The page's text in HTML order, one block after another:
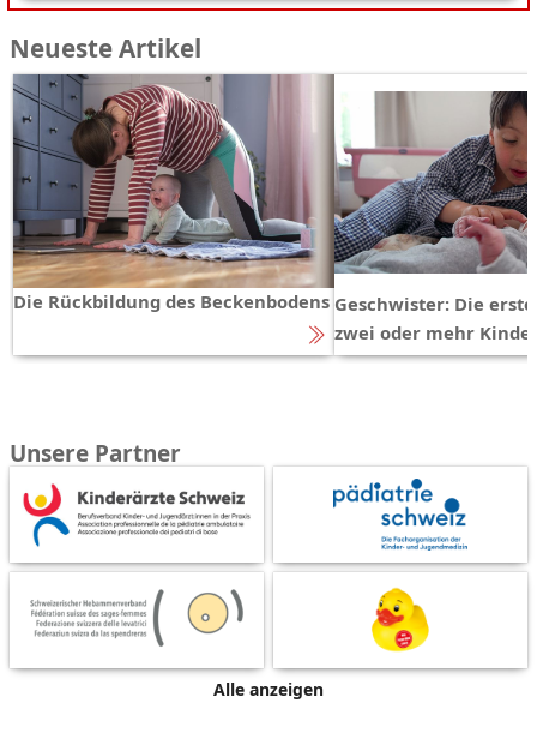
Neueste Artikel
Die Rückbildung des Beckenbodens Geschwister: Die
zwei oder mehr
Unsere Partner
Alle anzeigen